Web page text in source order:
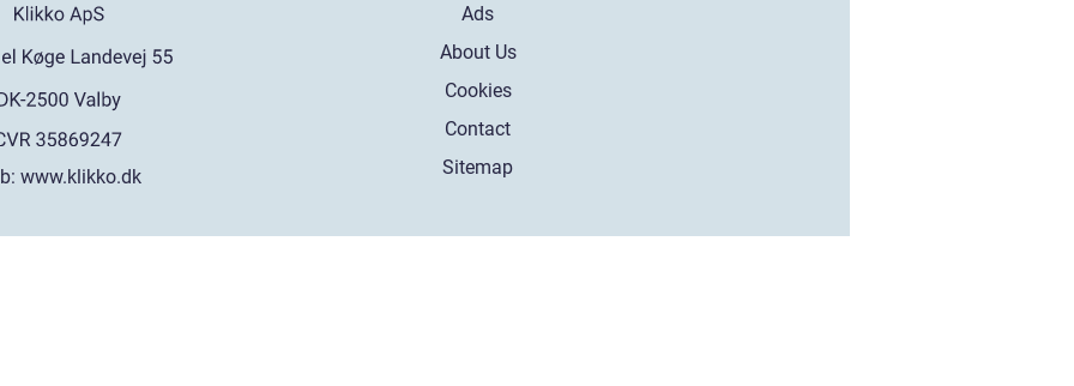
www.klikko.dk
Ads
About Us
Cookies
Contact
Sitemap